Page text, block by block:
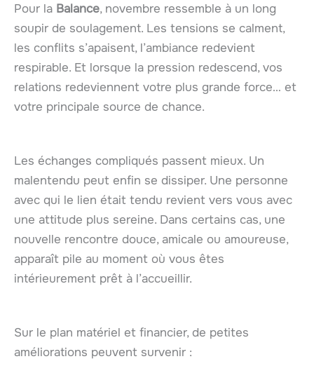
Pour la Balance, novembre ressemble à un long
soupir de soulagement. Les tensions se calment,
les conflits s’apaisent, l’ambiance redevient
respirable. Et lorsque la pression redescend, vos
relations redeviennent votre plus grande force… et
votre principale source de chance.
Les échanges compliqués passent mieux. Un
malentendu peut enfin se dissiper. Une personne
avec qui le lien était tendu revient vers vous avec
une attitude plus sereine. Dans certains cas, une
nouvelle rencontre douce, amicale ou amoureuse,
apparaît pile au moment où vous êtes
intérieurement prêt à l’accueillir.
Sur le plan matériel et financier, de petites
améliorations peuvent survenir :